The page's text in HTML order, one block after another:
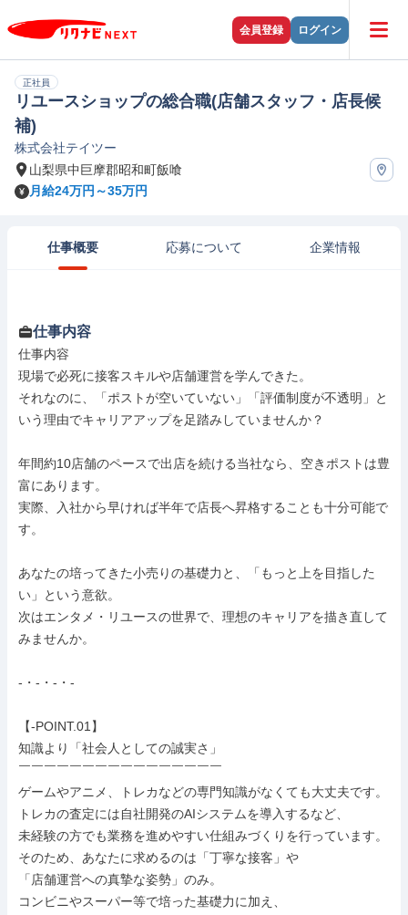
会員登録 ログイン
正社員
リユースショップの総合職(店舗スタッフ・店長候
補)
株式会社テイツー
山梨県中巨摩郡昭和町飯喰
月給24万円～35万円
仕事概要 応募について 企業情報
仕事内容
仕事内容
現場で必死に接客スキルや店舗運営を学んできた。
それなのに、「ポストが空いていない」「評価制度が不透明」と
いう理由でキャリアアップを足踏みしていませんか？
年間約10店舗のペースで出店を続ける当社なら、空きポストは豊
富にあります。
実際、入社から早ければ半年で店長へ昇格することも十分可能で
す。
あなたの培ってきた小売りの基礎力と、「もっと上を目指した
い」という意欲。
次はエンタメ・リユースの世界で、理想のキャリアを描き直して
みませんか。
-・-・-・-
【-POINT.01】
知識より「社会人としての誠実さ」
￣￣￣￣￣￣￣￣￣￣￣￣￣￣￣￣
ゲームやアニメ、トレカなどの専門知識がなくても大丈夫です。
トレカの査定には自社開発のAIシステムを導入するなど、
未経験の方でも業務を進めやすい仕組みづくりを行っています。
そのため、あなたに求めるのは「丁寧な接客」や
「店舗運営への真摯な姿勢」のみ。
コンビニやスーパー等で培った基礎力に加え、